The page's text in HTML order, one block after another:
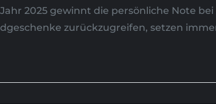
2025 gewinnt die persönliche Note
zurückzugreifen, setzen